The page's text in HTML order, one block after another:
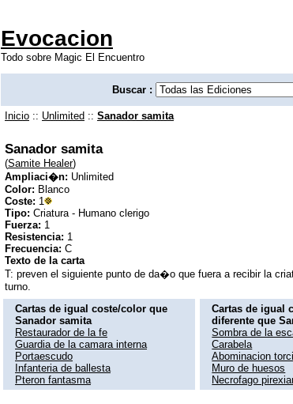
Evocacion
Todo sobre Magic El Encuentro
Buscar :
Inicio :: Unlimited :: Sanador samita
Sanador samita
(Samite Healer)
Ampliaci�n: Unlimited
Color: Blanco
Coste: 1
Tipo: Criatura - Humano clerigo
Fuerza: 1
Resistencia: 1
Frecuencia: C
Texto de la carta
T: preven el siguiente punto de da�o que fuera a recibir la
turno.
Cartas de igual coste/color que
Sanador samita
Restaurador de la fe
Guardia de la camara interna
Portaescudo
Infanteria de ballesta
Pteron fantasma
Cartas de igual
diferente que
Sombra de la
Carabela
Abominacion
Muro de huesos
Necrofago